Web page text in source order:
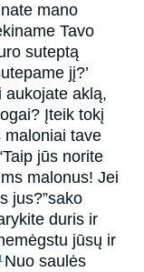
mano
Tavo
suteptą
jį?’
aukojate aklą,
Įteik tokį
maloniai tave
jūs norite
malonus! Jei
jus?”­sako
duris ir
jūsų ir
Nuo saulės